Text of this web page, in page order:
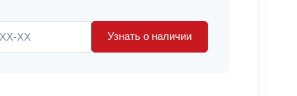
Узнать о наличии